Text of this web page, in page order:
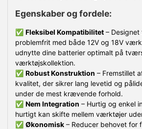
Egenskaber og fordele:
✅ Fleksibel Kompatibilitet –
problemfrit med både 12V og 18V
udnytte dine batterier optimalt på
værktøjskollektion.
✅ Robust Konstruktion – Fremstillet
kvalitet, der sikrer lang levetid og
under de mest krævende forhold.
✅ Nem Integration – Hurtig og enkel
hurtigt kan skifte mellem værktøjer
✅ Økonomisk – Reducer behovet for